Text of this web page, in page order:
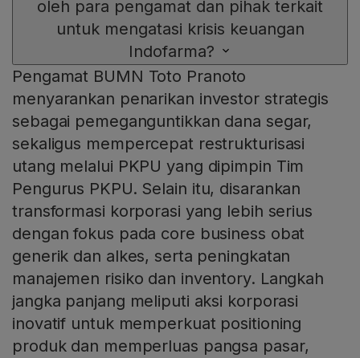
oleh para pengamat dan pihak terkait
untuk mengatasi krisis keuangan
Indofarma?
Pengamat BUMN Toto Pranoto
menyarankan penarikan investor strategis
sebagai pemeganguntikkan dana segar,
sekaligus mempercepat restrukturisasi
utang melalui PKPU yang dipimpin Tim
Pengurus PKPU. Selain itu, disarankan
transformasi korporasi yang lebih serius
dengan fokus pada core business obat
generik dan alkes, serta peningkatan
manajemen risiko dan inventory. Langkah
jangka panjang meliputi aksi korporasi
inovatif untuk memperkuat positioning
produk dan memperluas pangsa pasar,